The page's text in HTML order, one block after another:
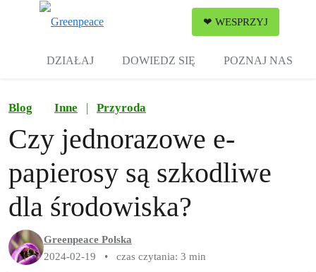
❤ WESPRZYJ
DZIAŁAJ DOWIEDZ SIĘ POZNAJ NAS
Blog Inne | Przyroda
Czy jednorazowe e-
papierosy są szkodliwe
dla środowiska?
Greenpeace Polska
2024-02-19
• czas czytania: 3 min